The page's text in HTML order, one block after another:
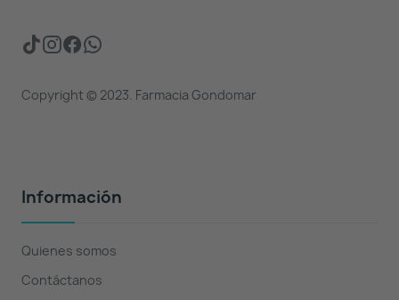
Copyright © 2023. Farmacia Gondomar
Información
Quienes somos
Contáctanos